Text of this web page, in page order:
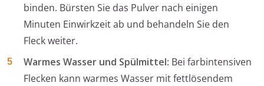
binden. Bürsten Sie das Pulver nach einigen
Minuten Einwirkzeit ab und behandeln Sie den
Fleck weiter.
Warmes Wasser und Spülmittel: Bei farbintensiven
Flecken kann warmes Wasser mit fettlösendem